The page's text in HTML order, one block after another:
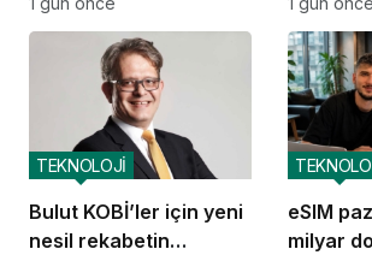
çatı
Bulut KOBİ’ler için yeni
nesil rekabetin
TEKNOLOJİ
eSIM
milyar